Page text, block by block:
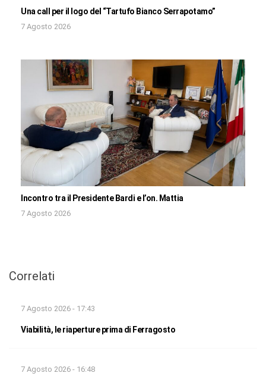
Una call per il logo del “Tartufo Bianco Serrapotamo”
7 Agosto 2026
Incontro tra il Presidente Bardi e l’on. Mattia
7 Agosto 2026
Correlati
7 Agosto 2026 - 17:43
Viabilità, le riaperture prima di Ferragosto
7 Agosto 2026 - 16:48